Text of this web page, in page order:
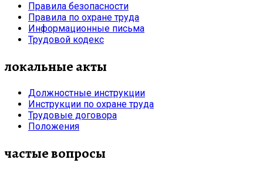
Правила безопасности
Правила по охране труда
Информационные письма
Трудовой кодекс
локальные акты
Должностные инструкции
Инструкции по охране труда
Трудовые договора
Положения
частые вопросы